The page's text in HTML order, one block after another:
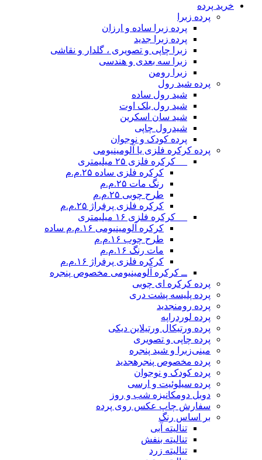
خرید پرده
پرده زبرا
پرده زبرا ساده و ارزان
پرده زبرا جدید
زبرا چاپی و تصویری ، گلدار و نقاشی
زبرا سه بعدی و هندسی
زبرا رومن
پرده شید رول
شید رول ساده
شید رول بلک اوت
شید سان اسکرین
شیدرول چاپی
پرده کودک و نوجوان
پرده کرکره فلزی یا آلومینیومی
__ کرکره فلزی ۲۵ میلیمتری
کرکره فلزی ساده ۲۵.م.م
رنگ مات ۲۵.م.م
طرح چوبی ۲۵.م.م
کرکره فلزی پرفراژ ۲۵.م.م
__ کرکره فلزی ۱۶ میلیمتری
کرکره آلومینیومی ۱۶.م.م ساده
طرح چوب ۱۶.م.م
مات رنگ ۱۶.م.م
کرکره فلزی پرفراژ ۱۶.م.م
ــ کرکره آلومینیومی مخصوص پنجره
پرده کرکره ای چوبی
پرده پلیسه پشت دری
پرده رومنجدید
پرده لوردراپه
پرده ورتیکال ورتیلاین دیکی
پرده چاپی و تصویری
مینی‌زبرا و شید پنجره
پرده مخصوص پنجره جدید
پرده کودک و نوجوان
پرده سیلوئیت و ارسی
دوبل دومکانیزه شب و روز
سفارش چاپ عکس روی پرده
بر اساس رنگ
تنالیته آبی
تنالیته بنفش
تنالیته زرد